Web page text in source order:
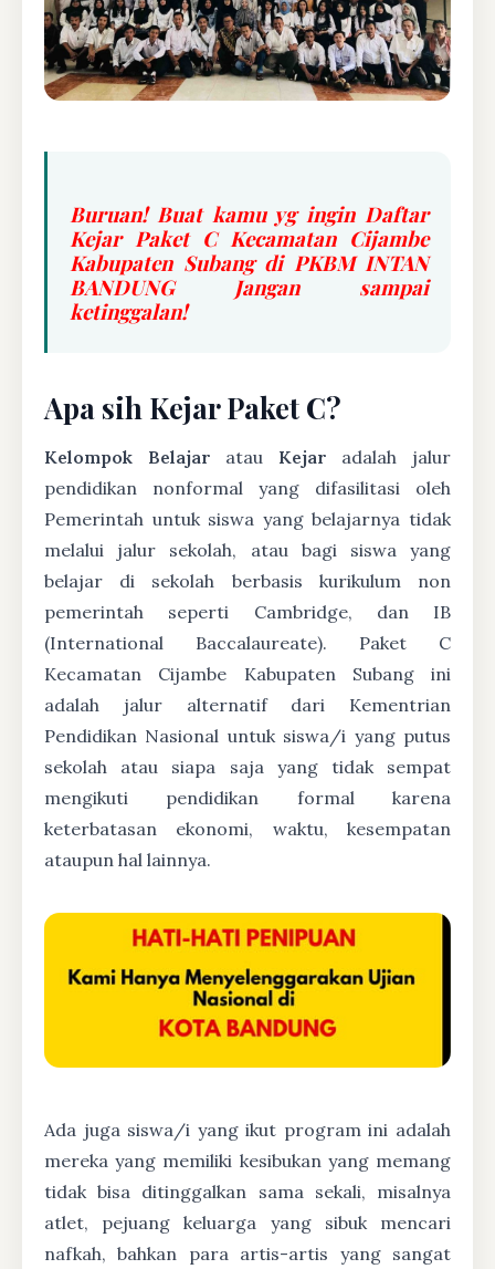
Buruan! Buat kamu yg ingin Daftar
Kejar Paket C Kecamatan Cijambe
Kabupaten Subang di PKBM INTAN
BANDUNG Jangan sampai
ketinggalan!
Apa sih Kejar Paket C?
Kelompok Belajar atau Kejar adalah jalur
pendidikan nonformal yang difasilitasi oleh
Pemerintah untuk siswa yang belajarnya tidak
melalui jalur sekolah, atau bagi siswa yang
belajar di sekolah berbasis kurikulum non
pemerintah seperti Cambridge, dan IB
(International Baccalaureate). Paket C
Kecamatan Cijambe Kabupaten Subang ini
adalah jalur alternatif dari Kementrian
Pendidikan Nasional untuk siswa/i yang putus
sekolah atau siapa saja yang tidak sempat
mengikuti pendidikan formal karena
keterbatasan ekonomi, waktu, kesempatan
ataupun hal lainnya.
Ada juga siswa/i yang ikut program ini adalah
mereka yang memiliki kesibukan yang memang
tidak bisa ditinggalkan sama sekali, misalnya
atlet, pejuang keluarga yang sibuk mencari
nafkah, bahkan para artis-artis yang sangat